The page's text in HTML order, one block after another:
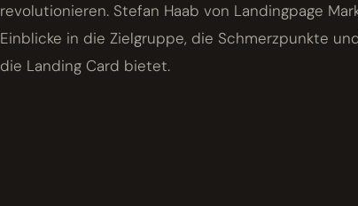
revolutionieren. Stefan Haab von Landingpage
Einblicke in die Zielgruppe, die Schmerzpunkte
die Landing Card bietet.